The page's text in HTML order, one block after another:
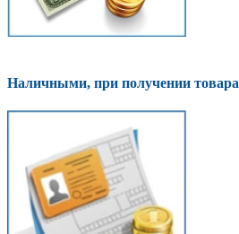
Наличными, при получении товара